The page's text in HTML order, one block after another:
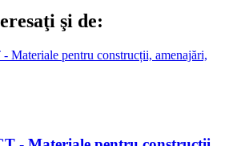
şi de: